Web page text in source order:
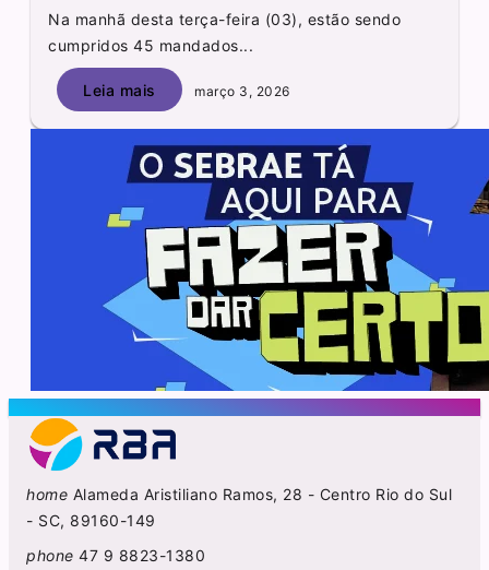
Na manhã desta terça-feira (03), estão sendo
cumpridos 45 mandados...
Leia mais março 3, 2026
home Alameda Aristiliano Ramos, 28 - Centro Rio do Sul
- SC, 89160-149
phone 47 9 8823-1380